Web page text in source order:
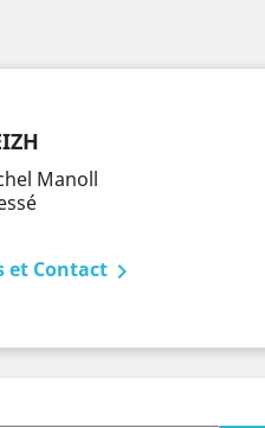
Manoll
et Contact